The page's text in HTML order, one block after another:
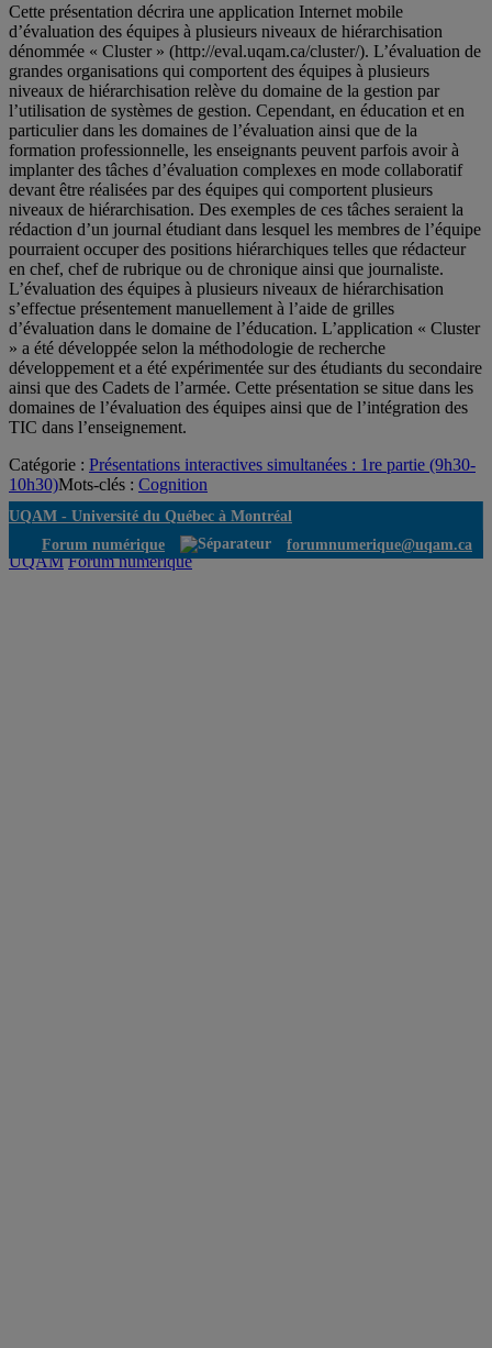
Cette présentation décrira une application Internet mobile
d’évaluation des équipes à plusieurs niveaux de hiérarchisation
dénommée « Cluster » (http://eval.uqam.ca/cluster/). L’évaluation de
grandes organisations qui comportent des équipes à plusieurs
niveaux de hiérarchisation relève du domaine de la gestion par
l’utilisation de systèmes de gestion. Cependant, en éducation et en
particulier dans les domaines de l’évaluation ainsi que de la
formation professionnelle, les enseignants peuvent parfois avoir à
implanter des tâches d’évaluation complexes en mode collaboratif
devant être réalisées par des équipes qui comportent plusieurs
niveaux de hiérarchisation. Des exemples de ces tâches seraient la
rédaction d’un journal étudiant dans lesquel les membres de l’équipe
pourraient occuper des positions hiérarchiques telles que rédacteur
en chef, chef de rubrique ou de chronique ainsi que journaliste.
L’évaluation des équipes à plusieurs niveaux de hiérarchisation
s’effectue présentement manuellement à l’aide de grilles
d’évaluation dans le domaine de l’éducation. L’application « Cluster
» a été développée selon la méthodologie de recherche
développement et a été expérimentée sur des étudiants du secondaire
ainsi que des Cadets de l’armée. Cette présentation se situe dans les
domaines de l’évaluation des équipes ainsi que de l’intégration des
TIC dans l’enseignement.
Catégorie : Présentations interactives simultanées : 1re partie (9h30-
10h30)Mots-clés : Cognition
UQAM - Université du Québec à Montréal
Forum numérique
forumnumerique@uqam.ca
UQAM Forum numérique